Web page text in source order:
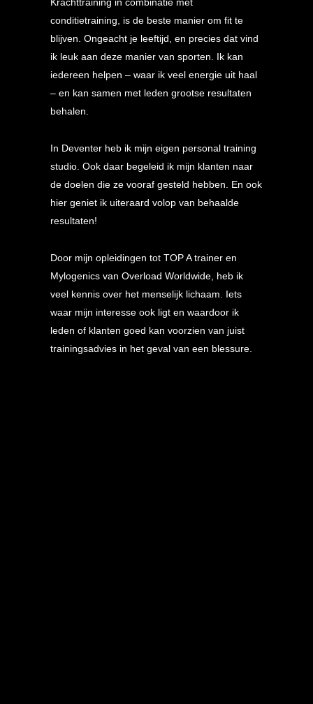
conditietraining, is de beste manier om fit te
blijven. Ongeacht je leeftijd, en precies dat vind
ik leuk aan deze manier van sporten. Ik kan
iedereen helpen – waar ik veel energie uit haal
– en kan samen met leden grootse resultaten
behalen.
In Deventer heb ik mijn eigen personal training
studio. Ook daar begeleid ik mijn klanten naar
de doelen die ze vooraf gesteld hebben. En ook
hier geniet ik uiteraard volop van behaalde
resultaten!
Door mijn opleidingen tot TOP A trainer en
Mylogenics van Overload Worldwide, heb ik
veel kennis over het menselijk lichaam. Iets
waar mijn interesse ook ligt en waardoor ik
leden of klanten goed kan voorzien van juist
trainingsadvies in het geval van een blessure.